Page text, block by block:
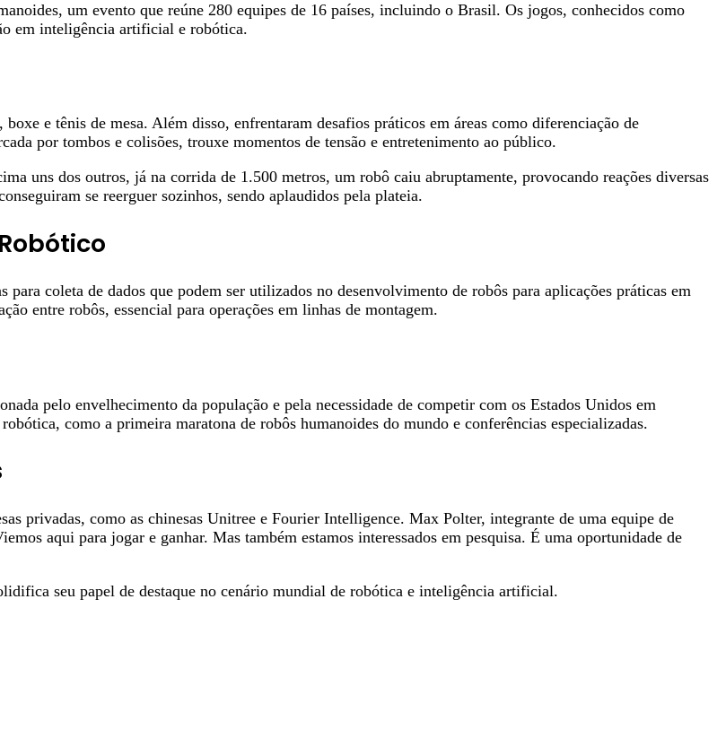
um evento que reúne 280 equipes de 16 países, incluindo o Brasil. Os jogos, conhecidos como
em inteligência artificial e robótica.
e tênis de mesa. Além disso, enfrentaram desafios práticos em áreas como diferenciação de
por tombos e colisões, trouxe momentos de tensão e entretenimento ao público.
uns dos outros, já na corrida de 1.500 metros, um robô caiu abruptamente, provocando reações diversas
se reerguer sozinhos, sendo aplaudidos pela plateia.
coleta de dados que podem ser utilizados no desenvolvimento de robôs para aplicações práticas em
entre robôs, essencial para operações em linhas de montagem.
pelo envelhecimento da população e pela necessidade de competir com os Estados Unidos em
como a primeira maratona de robôs humanoides do mundo e conferências especializadas.
privadas, como as chinesas Unitree e Fourier Intelligence. Max Polter, integrante de uma equipe de
aqui para jogar e ganhar. Mas também estamos interessados em pesquisa. É uma oportunidade de
seu papel de destaque no cenário mundial de robótica e inteligência artificial.